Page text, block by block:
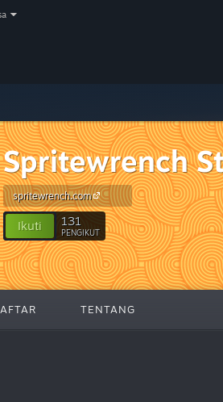
Spritewrench
spritewrench.com
Ikuti 131
PENGIKUT
TENTANG